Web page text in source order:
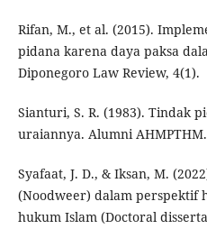
Rifan, M., et al. (2015).
pidana karena daya paksa
Diponegoro Law Review, 4(1).
Sianturi, S. R. (1983). Tindak
uraiannya. Alumni AHMPTHM.
Syafaat, J. D., & Iksan, M.
(Noodweer) dalam perspektif
hukum Islam (Doctoral